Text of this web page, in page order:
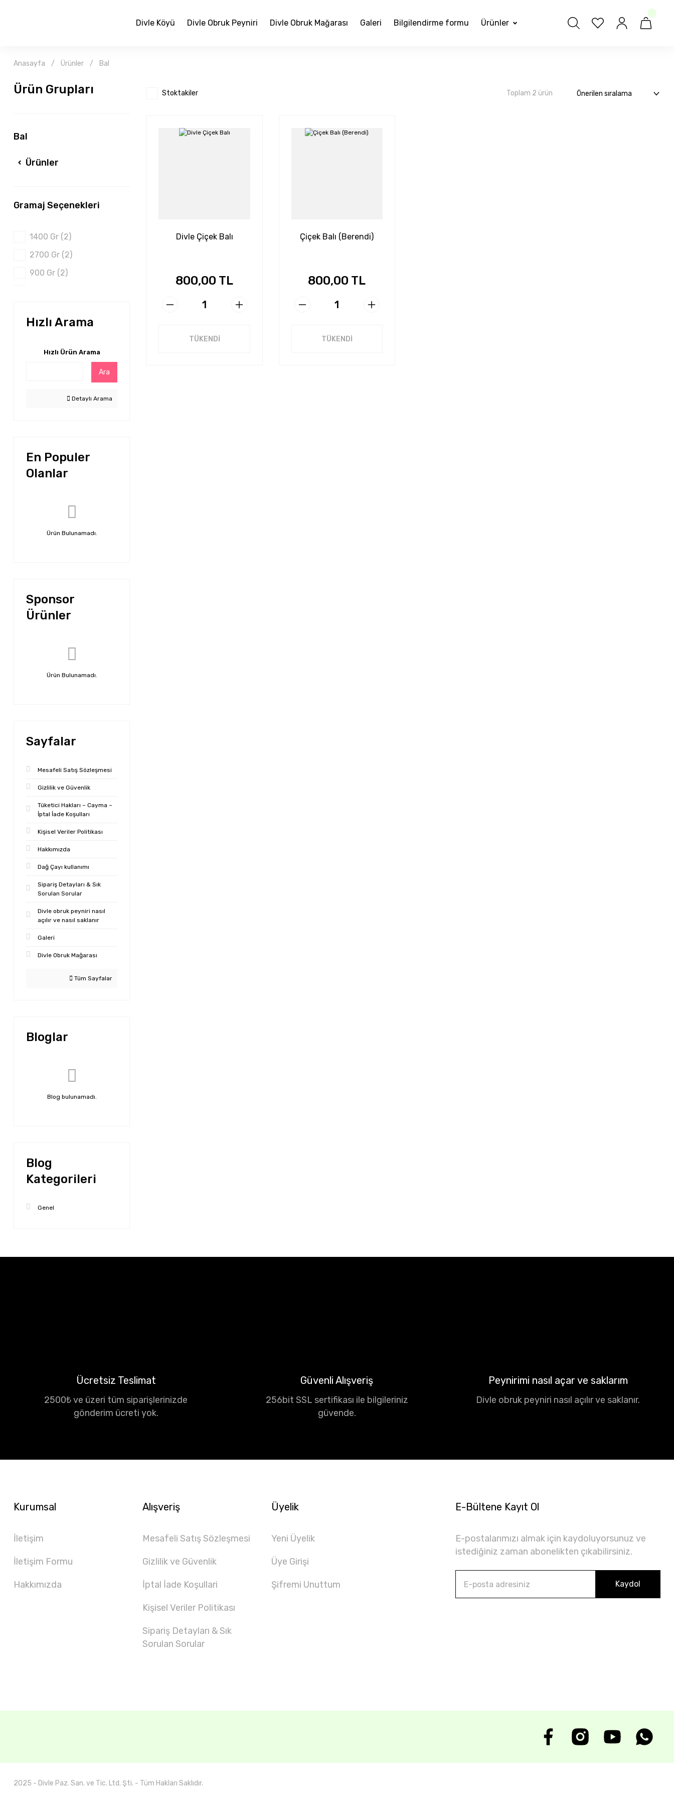
Divle Köyü Divle Obruk Peyniri Divle Obruk Mağarası Galeri Bilgilendirme formu Ürünler
Anasayfa Ürünler Bal
Ürün Grupları
Bal
Ürünler
Gramaj Seçenekleri
1400 Gr (2)
2700 Gr (2)
900 Gr (2)
Hızlı Arama
Hızlı Ürün Arama
Ara
Detaylı Arama
En Populer
Olanlar
Ürün Bulunamadı.
Sponsor
Ürünler
Ürün Bulunamadı.
Sayfalar
Mesafeli Satış Sözleşmesi
Gizlilik ve Güvenlik
Tüketici Hakları – Cayma –
İptal İade Koşulları
Kişisel Veriler Politikası
Hakkımızda
Dağ Çayı kullanımı
Sipariş Detayları & Sık
Sorulan Sorular
Divle obruk peyniri nasıl
açılır ve nasıl saklanır
Galeri
Divle Obruk Mağarası
Tüm Sayfalar
Bloglar
Blog bulunamadı.
Blog
Kategorileri
Genel
Stoktakiler Toplam 2 ürün
Divle Çiçek Balı
800,00 TL
TÜKENDİ
Çiçek Balı (Berendi)
800,00 TL
TÜKENDİ
Ücretsiz Teslimat
2500₺ ve üzeri tüm siparişlerinizde
gönderim ücreti yok.
Güvenli Alışveriş
256bit SSL sertifikası ile bilgileriniz
güvende.
Peynirimi nasıl açar ve saklarım
Divle obruk peyniri nasıl açılır ve saklanır.
Kurumsal
İletişim
İletişim Formu
Hakkımızda
Alışveriş
Mesafeli Satış Sözleşmesi
Gizlilik ve Güvenlik
İptal İade Koşullari
Kişisel Veriler Politikası
Sipariş Detayları & Sık
Sorulan Sorular
Üyelik
Yeni Üyelik
Üye Girişi
Şifremi Unuttum
E-Bültene Kayıt Ol
E-postalarımızı almak için kaydoluyorsunuz ve
istediğiniz zaman abonelikten çıkabilirsiniz.
Kaydol
2025 - Divle Paz. San. ve Tic. Ltd. Şti. - Tüm Hakları Saklıdır.